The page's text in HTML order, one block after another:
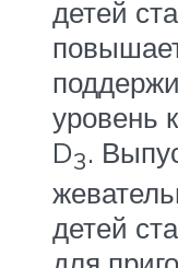
детей
уровень
D3.
детей